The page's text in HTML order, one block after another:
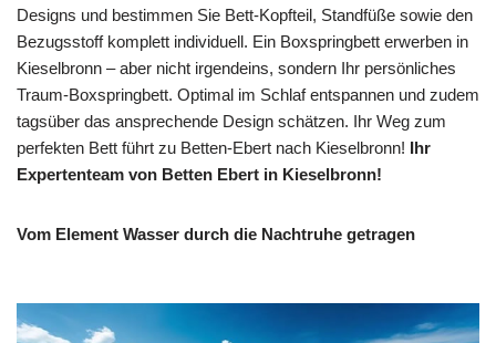
Designs und bestimmen Sie Bett-Kopfteil, Standfüße sowie den
Bezugsstoff komplett individuell. Ein Boxspringbett erwerben in
Kieselbronn – aber nicht irgendeins, sondern Ihr persönliches
Traum-Boxspringbett. Optimal im Schlaf entspannen und zudem
tagsüber das ansprechende Design schätzen. Ihr Weg zum
perfekten Bett führt zu Betten-Ebert nach Kieselbronn! Ihr
Expertenteam von Betten Ebert in Kieselbronn!
Vom Element Wasser durch die Nachtruhe getragen